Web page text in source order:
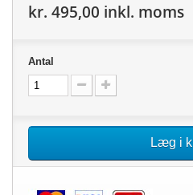
kr. 495,00 inkl. moms
Antal
Læg i